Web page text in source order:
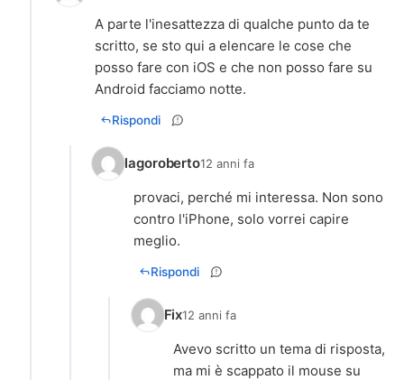
A parte l'inesattezza di qualche punto da te
scritto, se sto qui a elencare le cose che
posso fare con iOS e che non posso fare su
Android facciamo notte.
Rispondi
lagoroberto12 anni fa
provaci, perché mi interessa. Non sono
contro l'iPhone, solo vorrei capire
meglio.
Rispondi
Fix12 anni fa
Avevo scritto un tema di risposta,
ma mi è scappato il mouse su